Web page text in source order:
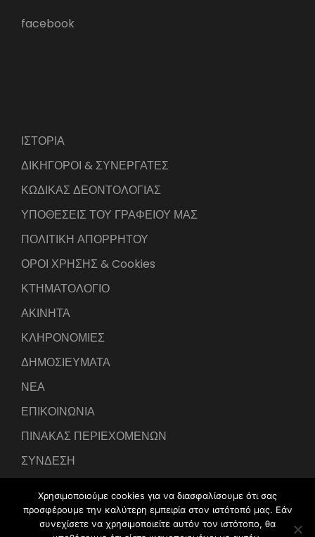
facebook
ΙΣΤΟΡΙΑ
ΔΙΚΗΓΟΡΟΙ & ΣΥΝΕΡΓΑΤΕΣ
ΚΩΔΙΚΑΣ ΔΕΟΝΤΟΛΟΓΙΑΣ
ΥΠΟΘΕΣΕΙΣ ΤΟΥ ΓΡΑΦΕΙΟΥ ΜΑΣ
ΠΟΛΙΤΙΚΗ ΑΠΟΡΡΗΤΟΥ
ΟΡΟΙ ΧΡΗΣΗΣ & Cookies
ΚΤΗΜΑΤΟΛΟΓΙΟ
ΑΚΙΝΗΤΑ
ΚΛΗΡΟΝΟΜΙΕΣ
ΔΗΜΟΣΙΕΥΜΑΤΑ
ΝΕΑ
ΕΠΙΚΟΙΝΩΝΙΑ
ΠΙΝΑΚΑΣ ΠΕΡΙΕΧΟΜΕΝΩΝ
ΣΥΝΔΕΣΗ
Χρησιμοποιούμε cookies για να διασφαλίσουμε ότι σας
προσφέρουμε την καλύτερη εμπειρία στον ιστότοπό μας. Εάν
συνεχίσετε να χρησιμοποιείτε αυτόν τον ιστότοπο, θα